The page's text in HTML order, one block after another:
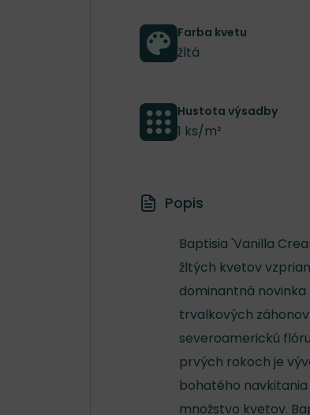
Farba kvetu
žltá
Hustota výsadby
1 ks/m²
Popis
Baptisia 'Vanilla
žltých kvetov
dominantná
trvalkových
severoamerickú
prvých rokoch je
bohatého
množstvo kvetov.